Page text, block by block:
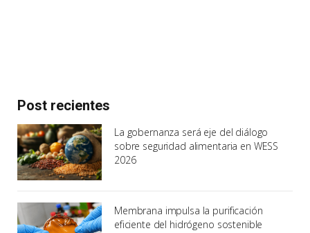
Post recientes
La gobernanza será eje del diálogo
sobre seguridad alimentaria en WESS
2026
Membrana impulsa la purificación
eficiente del hidrógeno sostenible